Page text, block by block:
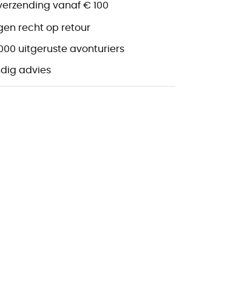
vanaf € 100
recht op retour
uitgeruste avonturiers
advies